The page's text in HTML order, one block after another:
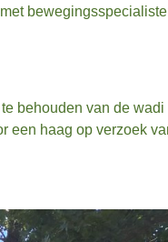
behouden van de
een haag op verzoek